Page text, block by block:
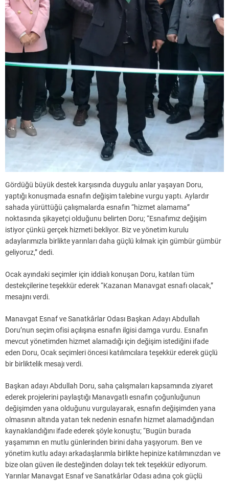
Gördüğü büyük destek karşısında duygulu anlar yaşayan Doru,
yaptığı konuşmada esnafın değişim talebine vurgu yaptı. Aylardır
sahada yürüttüğü çalışmalarda esnafın “hizmet alamama”
noktasında şikayetçi olduğunu belirten Doru; “Esnafımız değişim
istiyor çünkü gerçek hizmeti bekliyor. Biz ve yönetim kurulu
adaylarımızla birlikte yarınları daha güçlü kılmak için gümbür gümbür
geliyoruz,” dedi.
Ocak ayındaki seçimler için iddialı konuşan Doru, katılan tüm
destekçilerine teşekkür ederek “Kazanan Manavgat esnafı olacak,”
mesajını verdi.
Manavgat Esnaf ve Sanatkârlar Odası Başkan Adayı Abdullah
Doru’nun seçim ofisi açılışına esnafın ilgisi damga vurdu. Esnafın
mevcut yönetimden hizmet alamadığı için değişim istediğini ifade
eden Doru, Ocak seçimleri öncesi katılımcılara teşekkür ederek güçlü
bir birliktelik mesajı verdi.
Başkan adayı Abdullah Doru, saha çalışmaları kapsamında ziyaret
ederek projelerini paylaştığı Manavgatlı esnafın çoğunluğunun
değişimden yana olduğunu vurgulayarak, esnafın değişimden yana
olmasının altında yatan tek nedenin esnafın hizmet alamadığından
kaynaklandığını ifade ederek şöyle konuştu; “Bugün burada
yaşamımın en mutlu günlerinden birini daha yaşıyorum. Ben ve
yönetim kutlu adayı arkadaşlarımla birlikte hepinize katılımınızdan ve
bize olan güven ile desteğinden dolayı tek tek teşekkür ediyorum.
Yarınlar Manavgat Esnaf ve Sanatkârlar Odası adına çok güçlü